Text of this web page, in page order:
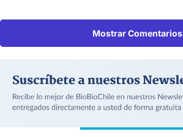
Mostrar Comentarios